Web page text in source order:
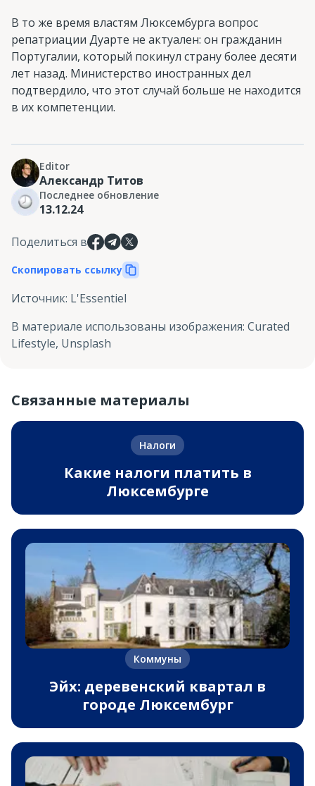
В то же время властям Люксембурга вопрос
репатриации Дуарте не актуален: он гражданин
Португалии, который покинул страну более десяти
лет назад. Министерство иностранных дел
подтвердило, что этот случай больше не находится
в их компетенции.
Editor
Александр Титов
Последнее обновление
13.12.24
Поделиться в
Скопировать ссылку
Источник: L'Essentiel
В материале использованы изображения: Curated
Lifestyle, Unsplash
Связанные материалы
Налоги
Какие налоги платить в
Люксембурге
Коммуны
Эйх: деревенский квартал в
городе Люксембург